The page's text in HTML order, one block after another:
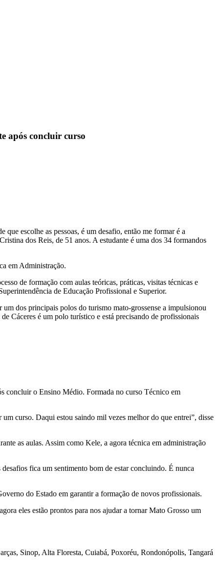
após concluir curso
que escolhe as pessoas, é um desafio, então me formar é a
dos Reis, de 51 anos. A estudante é uma dos 34 formandos
em Administração.
de formação com aulas teóricas, práticas, visitas técnicas e
de Educação Profissional e Superior.
um dos principais polos do turismo mato-grossense a impulsionou
Cáceres é um polo turístico e está precisando de profissionais
concluir o Ensino Médio. Formada no curso Técnico em
curso. Daqui estou saindo mil vezes melhor do que entrei”, disse
as aulas. Assim como Kele, a agora técnica em administração
fica um sentimento bom de estar concluindo. É nunca
do Estado em garantir a formação de novos profissionais.
eles estão prontos para nos ajudar a tornar Mato Grosso um
Sinop, Alta Floresta, Cuiabá, Poxoréu, Rondonópolis, Tangará